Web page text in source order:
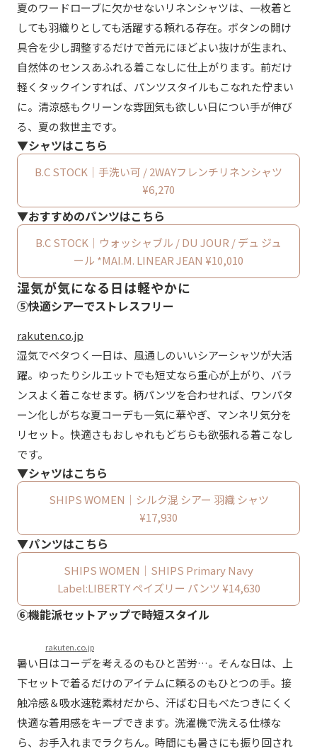
夏のワードローブに欠かせないリネンシャツは、一枚着と
しても羽織りとしても活躍する頼れる存在。ボタンの開け
具合を少し調整するだけで首元にほどよい抜けが生まれ、
自然体のセンスあふれる着こなしに仕上がります。前だけ
軽くタックインすれば、パンツスタイルもこなれた佇まい
に。清涼感もクリーンな雰囲気も欲しい日につい手が伸び
る、夏の救世主です。
▼シャツはこちら
B.C STOCK｜手洗い可 / 2WAYフレンチリネンシャツ
¥6,270
▼おすすめのパンツはこちら
B.C STOCK｜ウォッシャブル / DU JOUR / デュ ジュ
ール *MAI.M. LINEAR JEAN ¥10,010
湿気が気になる日は軽やかに
⑤快適シアーでストレスフリー
rakuten.co.jp
湿気でベタつく一日は、風通しのいいシアーシャツが大活
躍。ゆったりシルエットでも短丈なら重心が上がり、バラ
ンスよく着こなせます。柄パンツを合わせれば、ワンパタ
ーン化しがちな夏コーデも一気に華やぎ、マンネリ気分を
リセット。快適さもおしゃれもどちらも欲張れる着こなし
です。
▼シャツはこちら
SHIPS WOMEN｜シルク混 シアー 羽織 シャツ
¥17,930
▼パンツはこちら
SHIPS WOMEN｜SHIPS Primary Navy
Label:LIBERTY ペイズリー パンツ ¥14,630
⑥機能派セットアップで時短スタイル
rakuten.co.jp
暑い日はコーデを考えるのもひと苦労…。そんな日は、上
下セットで着るだけのアイテムに頼るのもひとつの手。接
触冷感＆吸水速乾素材だから、汗ばむ日もべたつきにくく
快適な着用感をキープできます。洗濯機で洗える仕様な
ら、お手入れまでラクちん。時間にも暑さにも振り回され